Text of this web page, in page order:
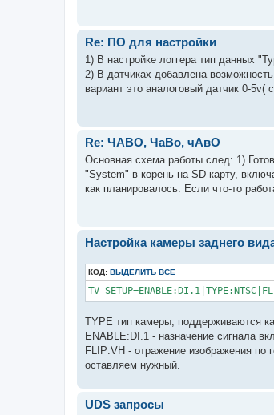
Re: ПО для настройки
1) В настройке логгера тип данных
2) В датчиках добавлена
вариант это аналоговый датчик 0-5v(
Re: ЧАВО, ЧаВо, чАвО
Основная схема работы след: 1)
"System" в корень на SD карту,
как планировалось. Если что-то
Настройка камеры заднего
КОД: ВЫДЕЛИТЬ ВСЁ
TYPE тип камеры, поддерживаются
ENABLE:DI.1 - назначение сигнала
FLIP:VH - отражение изображения по
оставляем нужный.
UDS запросы